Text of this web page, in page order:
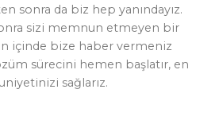
sonra da biz hep yanındayız.
sizi memnun etmeyen bir
içinde bize haber vermeniz
sürecini hemen başlatır, en
sağlarız.